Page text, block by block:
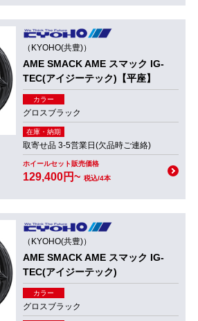
（KYOHO(共豊)）
AME SMACK AME スマック IG-
TEC(アイジーテック)【平座】
カラー
グロスブラック
在庫・納期
取寄せ品 3-5営業日(欠品時ご連絡)
ホイールセット販売価格
129,400円~ 税込/4本
（KYOHO(共豊)）
AME SMACK AME スマック IG-
TEC(アイジーテック)
カラー
グロスブラック